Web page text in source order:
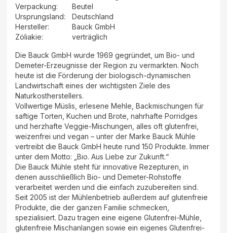
Verpackung:
Beutel
Ursprungsland:
Deutschland
Hersteller:
Bauck GmbH
Zöliakie:
verträglich
Die Bauck GmbH wurde 1969 gegründet, um Bio- und
Demeter-Erzeugnisse der Region zu vermarkten. Noch
heute ist die Förderung der biologisch-dynamischen
Landwirtschaft eines der wichtigsten Ziele des
Naturkostherstellers.
Vollwertige Müslis, erlesene Mehle, Backmischungen für
saftige Torten, Kuchen und Brote, nahrhafte Porridges
und herzhafte Veggie-Mischungen, alles oft glutenfrei,
weizenfrei und vegan – unter der Marke Bauck Mühle
vertreibt die Bauck GmbH heute rund 150 Produkte. Immer
unter dem Motto: „Bio. Aus Liebe zur Zukunft.“
Die Bauck Mühle steht für innovative Rezepturen, in
denen ausschließlich Bio- und Demeter-Rohstoffe
verarbeitet werden und die einfach zuzubereiten sind.
Seit 2005 ist der Mühlenbetrieb außerdem auf glutenfreie
Produkte, die der ganzen Familie schmecken,
spezialisiert. Dazu tragen eine eigene Glutenfrei-Mühle,
glutenfreie Mischanlangen sowie ein eigenes Glutenfrei-